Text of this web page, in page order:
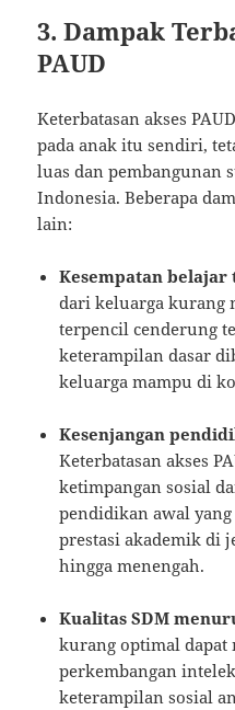
3. Dampak
PAUD
Keterbatasan akses
pada anak itu sendiri,
luas dan pembangunan
Indonesia. Beberapa
lain:
Kesempatan
dari keluarga kurang
terpencil cenderung
keterampilan dasar
keluarga mampu di
Kesenjangan
Keterbatasan akses
ketimpangan sosial
pendidikan awal
prestasi akademik di
hingga menengah.
Kualitas SDM
kurang optimal dapat
perkembangan
keterampilan sosial